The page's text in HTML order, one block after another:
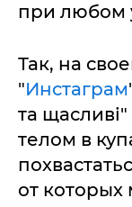
при любом
Так, на
"Инстаграм
та
телом в
от